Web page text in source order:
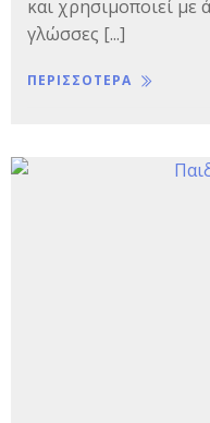
και χρησιμοποιεί με
γλώσσες [...]
ΠΕΡΙΣΣΟΤΕΡΑ